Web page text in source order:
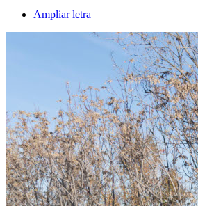
Ampliar letra